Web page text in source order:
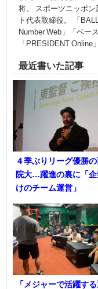
将。 スポーツニッポ
ト代表取締役。 「
Number Web」「ベー
「PRESIDENT Online
最近書いた記事
４季ぶりリーグ優勝
院大…躍進の裏に「企
けのチーム運営」
「メジャーで活躍す